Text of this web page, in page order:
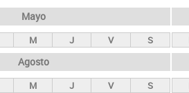
Mayo
M J V S
Agosto
M J V S